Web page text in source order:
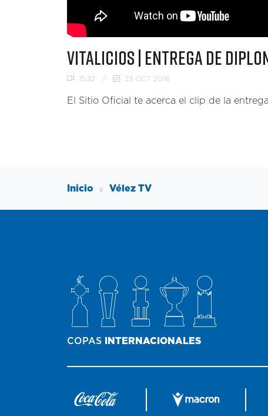
VITALICIOS | ENTREGA DE
15:32 / 23 OCT 2016
El Sitio Oficial te acerca el clip de la
Inicio Vélez TV
COPAS INTERNACIONALES